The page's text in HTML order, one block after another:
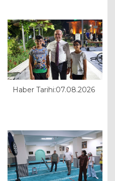
Haber Tarihi:07.08.2026